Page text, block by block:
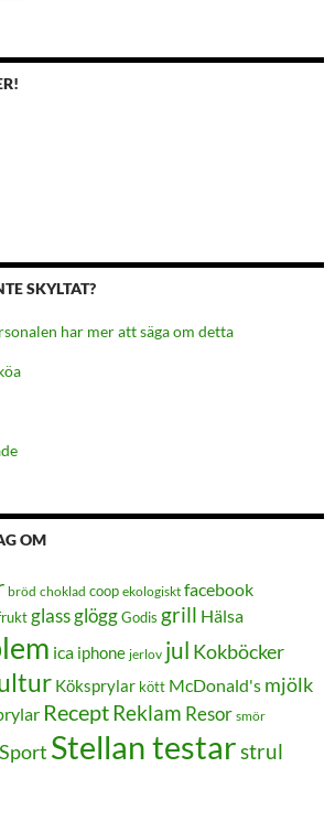
SKYLTAT?
har mer att säga om detta
OM
bröd choklad coop ekologiskt facebook
glassglöggGodis grill Hälsa
ica iphone jerlov jul Kokböcker
Köksprylar kött McDonald's mjölk
ReceptReklam Resor smör
Sport Stellan testarstrul